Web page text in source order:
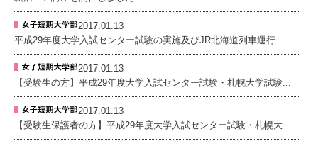
2017.01.13
平成29年度大学入試センター試験の実施及びJR北海道列車運行...
2017.01.13
【受験生の方】平成29年度大学入試センター試験・札幌大学試験...
2017.01.13
【受験生保護者の方】平成29年度大学入試センター試験・札幌大...